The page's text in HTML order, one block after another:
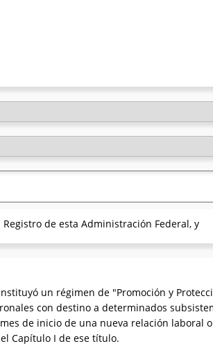
Registro de esta Administración Federal, y
un régimen de "Promoción y
con destino a determinados
mes de inicio de una nueva relación
Capítulo I de ese título.